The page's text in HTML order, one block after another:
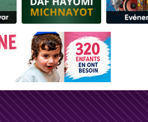
Zoom
jours de vacances aux Orphelins